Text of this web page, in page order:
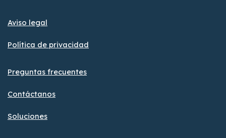
Aviso legal
Política de privacidad
Preguntas frecuentes
Contáctanos
Soluciones